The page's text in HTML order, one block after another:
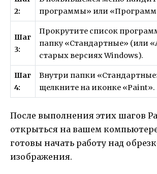
2:
программы» или
Шаг
3:
Прокрутите список
папку «Стандартные» (или
старых версиях Windows).
Шаг
4:
Внутри папки
щелкните на иконке «Paint».
После выполнения этих шагов
открыться на вашем
готовы начать работу над
изображения.